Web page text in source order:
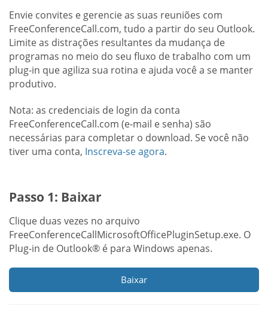
Envie convites e gerencie as suas reuniões com
FreeConferenceCall.com, tudo a partir do seu Outlook.
Limite as distrações resultantes da mudança de
programas no meio do seu fluxo de trabalho com um
plug-in que agiliza sua rotina e ajuda você a se manter
produtivo.
Nota: as credenciais de login da conta
FreeConferenceCall.com (e-mail e senha) são
necessárias para completar o download. Se você não
tiver uma conta, Inscreva-se agora.
Passo 1: Baixar
Clique duas vezes no arquivo
FreeConferenceCallMicrosoftOfficePluginSetup.exe. O
Plug-in de Outlook® é para Windows apenas.
Baixar